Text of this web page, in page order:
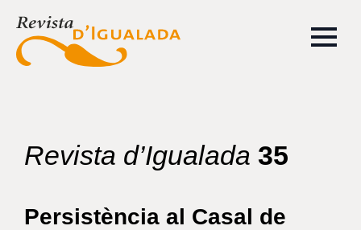
Revista d’Igualada 35
Persistència al Casal de